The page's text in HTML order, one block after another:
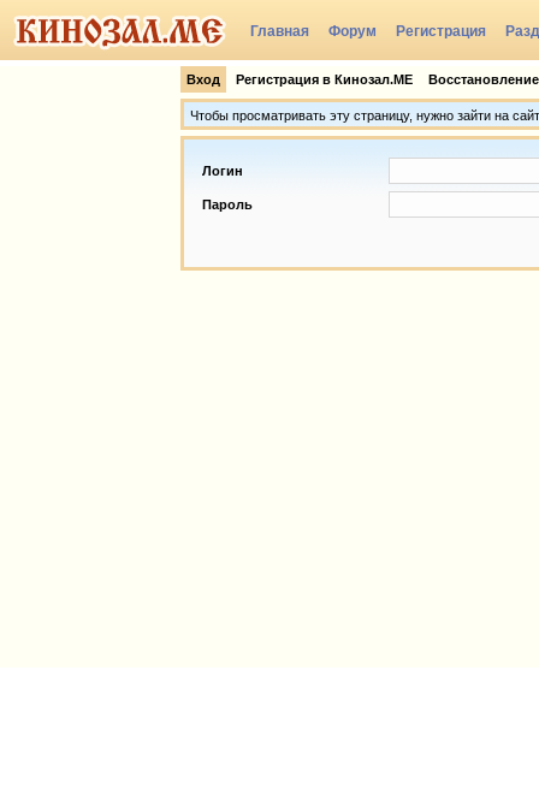
Главная Форум Регистрация
Вход Регистрация в Кинозал.МЕ
Чтобы просматривать эту страницу, нужно зайти на сайт
Логин
Пароль